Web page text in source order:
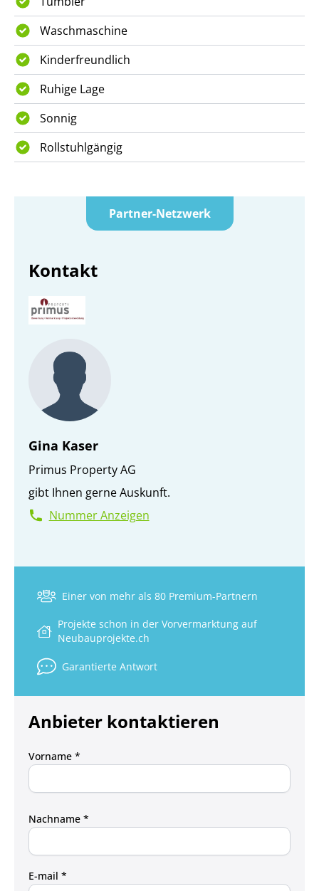
Waschmaschine
Kinderfreundlich
Ruhige Lage
Sonnig
Rollstuhlgängig
Partner-Netzwerk
Kontakt
Gina Kaser
Primus Property AG
gibt Ihnen gerne Auskunft.
Nummer Anzeigen
Einer von mehr als 80 Premium-Partnern
Projekte schon in der Vorvermarktung auf
Neubauprojekte.ch
Garantierte Antwort
Anbieter kontaktieren
Vorname *
Nachname *
E-mail *